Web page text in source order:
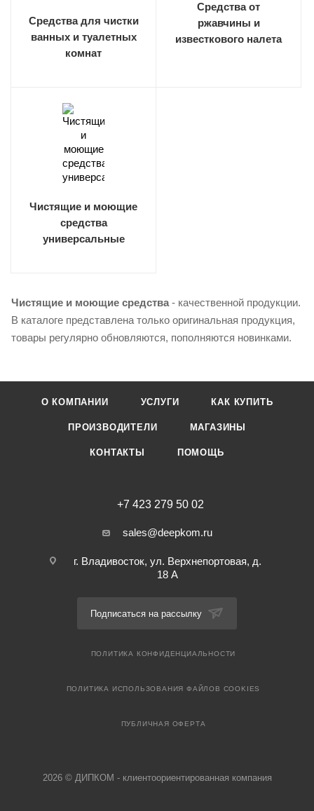
Средства для чистки
ванных и туалетных
комнат
Средства от
ржавчины и
известкового налета
Чистящие и моющие
средства
универсальные
Чистящие и моющие средства - качественной продукции.
В каталоге представлена только оригинальная продукция,
товары регулярно обновляются, пополняются новинками.
О КОМПАНИИ УСЛУГИ КАК КУПИТЬ
ПРОИЗВОДИТЕЛИ МАГАЗИНЫ
КОНТАКТЫ ПОМОЩЬ
+7 423 279 50 02
sales@deepkom.ru
г. Владивосток, ул. Верхнепортовая, д.
18 А
Подписаться на рассылку
ПОЛИТИКА КОНФИДЕНЦИАЛЬНОСТИ
ПОЛИТИКА ИСПОЛЬЗОВАНИЯ ФАЙЛОВ COOKIES
ПУБЛИЧНАЯ ОФЕРТА
2026 © ДИПКОМ - клиентоориентированная компания